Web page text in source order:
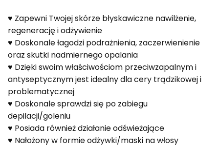
♥ Zapewni Twojej skórze błyskawiczne nawilżenie,
regenerację i odżywienie
♥ Doskonale łagodzi podrażnienia, zaczerwienienie
oraz skutki nadmiernego opalania
♥ Dzięki swoim właściwościom przeciwzapalnym i
antyseptycznym jest idealny dla cery trądzikowej i
problematycznej
♥ Doskonale sprawdzi się po zabiegu
depilacji/goleniu
♥ Posiada również działanie odświeżające
♥ Nałożony w formie odżywki/maski na włosy